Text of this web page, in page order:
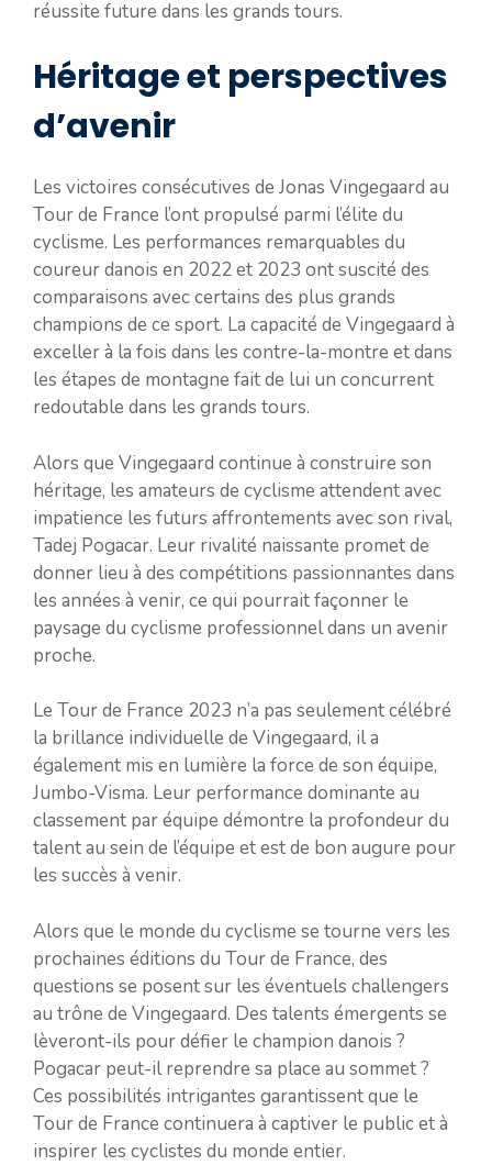
réussite future dans les grands tours.
Héritage et perspectives
d’avenir
Les victoires consécutives de Jonas Vingegaard au
Tour de France l’ont propulsé parmi l’élite du
cyclisme. Les performances remarquables du
coureur danois en 2022 et 2023 ont suscité des
comparaisons avec certains des plus grands
champions de ce sport. La capacité de Vingegaard à
exceller à la fois dans les contre-la-montre et dans
les étapes de montagne fait de lui un concurrent
redoutable dans les grands tours.
Alors que Vingegaard continue à construire son
héritage, les amateurs de cyclisme attendent avec
impatience les futurs affrontements avec son rival,
Tadej Pogacar. Leur rivalité naissante promet de
donner lieu à des compétitions passionnantes dans
les années à venir, ce qui pourrait façonner le
paysage du cyclisme professionnel dans un avenir
proche.
Le Tour de France 2023 n’a pas seulement célébré
la brillance individuelle de Vingegaard, il a
également mis en lumière la force de son équipe,
Jumbo-Visma. Leur performance dominante au
classement par équipe démontre la profondeur du
talent au sein de l’équipe et est de bon augure pour
les succès à venir.
Alors que le monde du cyclisme se tourne vers les
prochaines éditions du Tour de France, des
questions se posent sur les éventuels challengers
au trône de Vingegaard. Des talents émergents se
lèveront-ils pour défier le champion danois ?
Pogacar peut-il reprendre sa place au sommet ?
Ces possibilités intrigantes garantissent que le
Tour de France continuera à captiver le public et à
inspirer les cyclistes du monde entier.